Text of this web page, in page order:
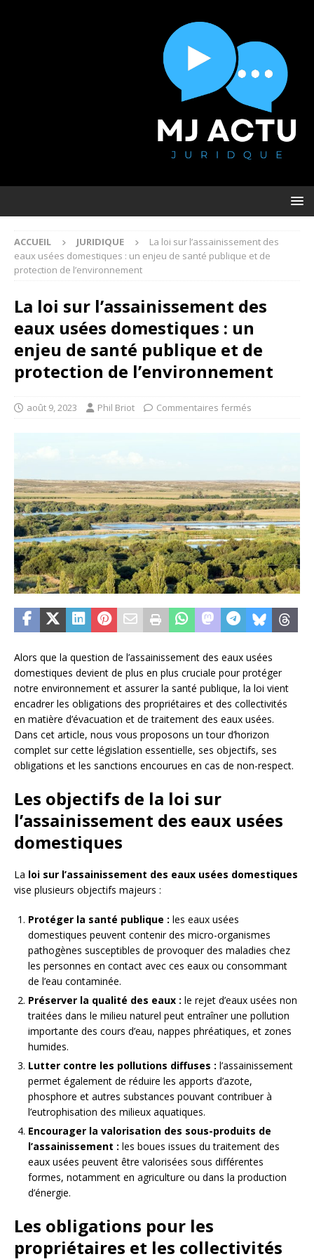
ACCUEIL JURIDIQUE
La loi sur l’assainissement des
eaux usées domestiques : un enjeu de santé publique et de
protection de l’environnement
La loi sur l’assainissement des
eaux usées domestiques : un
enjeu de santé publique et de
protection de l’environnement
août 9, 2023 Phil Briot Commentaires fermés
Alors que la question de l’assainissement des eaux usées
domestiques devient de plus en plus cruciale pour protéger
notre environnement et assurer la santé publique, la loi vient
encadrer les obligations des propriétaires et des collectivités
en matière d’évacuation et de traitement des eaux usées.
Dans cet article, nous vous proposons un tour d’horizon
complet sur cette législation essentielle, ses objectifs, ses
obligations et les sanctions encourues en cas de non-respect.
Les objectifs de la loi sur
l’assainissement des eaux usées
domestiques
La loi sur l’assainissement des eaux usées domestiques
vise plusieurs objectifs majeurs :
Protéger la santé publique : les eaux usées
domestiques peuvent contenir des micro-organismes
pathogènes susceptibles de provoquer des maladies chez
les personnes en contact avec ces eaux ou consommant
de l’eau contaminée.
Préserver la qualité des eaux : le rejet d’eaux usées non
traitées dans le milieu naturel peut entraîner une pollution
importante des cours d’eau, nappes phréatiques, et zones
humides.
Lutter contre les pollutions diffuses : l’assainissement
permet également de réduire les apports d’azote,
phosphore et autres substances pouvant contribuer à
l’eutrophisation des milieux aquatiques.
Encourager la valorisation des sous-produits de
l’assainissement : les boues issues du traitement des
eaux usées peuvent être valorisées sous différentes
formes, notamment en agriculture ou dans la production
d’énergie.
Les obligations pour les
propriétaires et les collectivités